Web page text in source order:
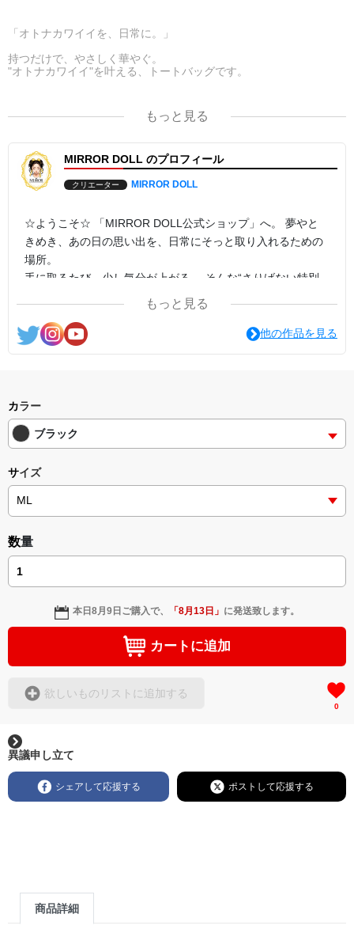
「オトナカワイイを、日常に。」
持つだけで、やさしく華やぐ。
"オトナカワイイ"を叶える、トートバッグです。
シンプルな中にほんのりとした華やかさを忍ばせたデザインで、ど
んなコーデにも自然になじみながら、女性らしさを引き立てます。
しっかりとした生地感で、きちんと見えもキープ。カジュアルにも
きれいめにも使える、ちょうどいいバランスに仕上げました。
さらに、気分やスタイルに合わせて選べるカラーバリエーション。
もっと見る
MIRROR DOLL のプロフィール
クリエーター MIRROR DOLL
☆ようこそ☆ 「MIRROR DOLL公式ショップ」へ。 夢やと
きめき、あの日の思い出を、日常にそっと取り入れるための
場所。
手に取るたび、少し気分が上がる。 そんな“さりげない特別
もっと見る
他の作品を見る
カラー
ブラック
サイズ
数量
本日8月9日 ご購入で、 「8月13日 」 に発送致します。
カートに追加
欲しいものリストに追加する
0
異議申し立て
シェアして応援する ポストして応援する
商品詳細